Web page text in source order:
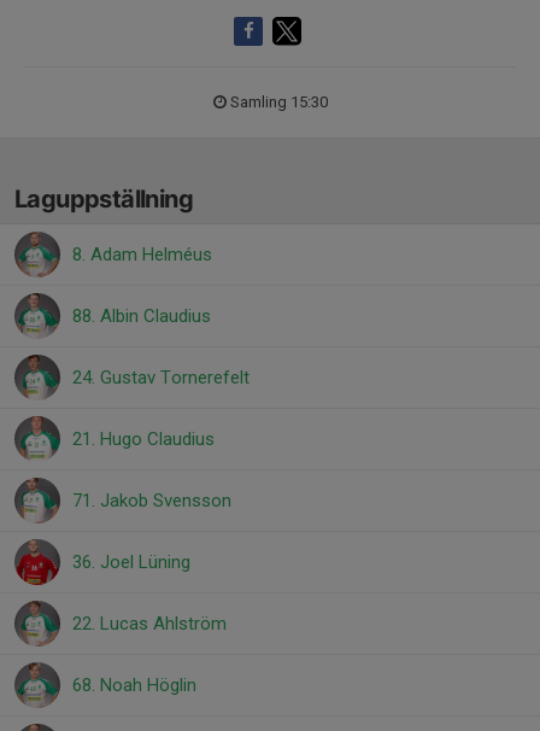
Samling 15:30
Laguppställning
8. Adam Helméus
88. Albin Claudius
24. Gustav Tornerefelt
21. Hugo Claudius
71. Jakob Svensson
36. Joel Lüning
22. Lucas Ahlström
68. Noah Höglin